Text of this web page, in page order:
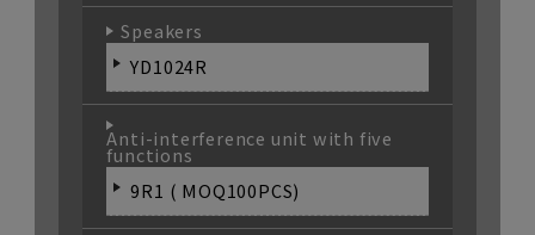
Speakers
YD1024R
Anti-interference unit with five
functions
9R1 ( MOQ100PCS)